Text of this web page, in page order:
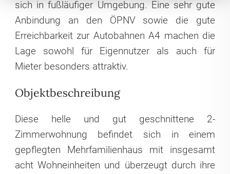
sich in fußläufiger Umgebung. Eine sehr gute
Anbindung an den ÖPNV sowie die gute
Erreichbarkeit zur Autobahnen A4 machen die
Lage sowohl für Eigennutzer als auch für
Mieter besonders attraktiv.
Objektbeschreibung
Diese helle und gut geschnittene 2-
Zimmerwohnung befindet sich in einem
gepflegten Mehrfamilienhaus mit insgesamt
acht Wohneinheiten und überzeugt durch ihre